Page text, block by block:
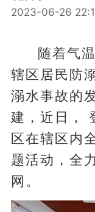
2023-06-26
随着气
辖区居民防
溺水事故的
建，近日，
区在辖区内
题活动，全
网。